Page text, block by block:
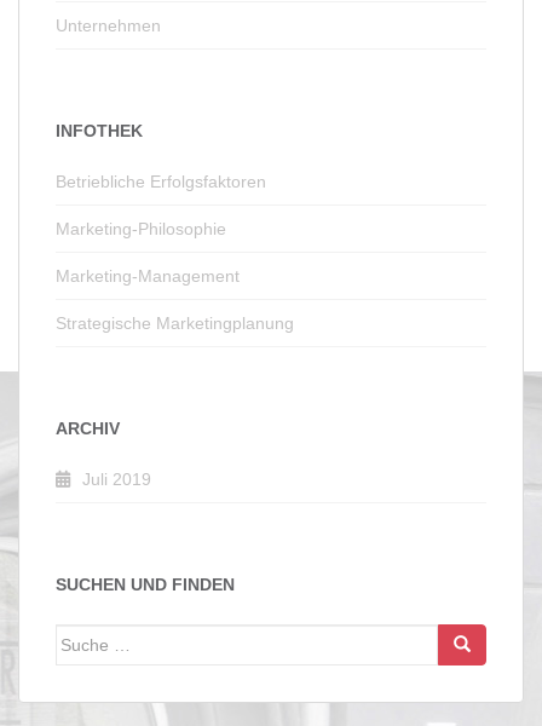
Unternehmen
INFOTHEK
Betriebliche Erfolgsfaktoren
Marketing-Philosophie
Marketing-Management
Strategische Marketingplanung
ARCHIV
Juli 2019
SUCHEN UND FINDEN
Suche